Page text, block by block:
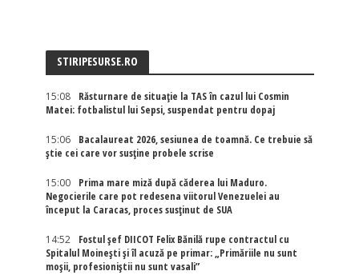
STIRIPESURSE.RO
15:08
Răsturnare de situație la TAS în cazul lui Cosmin
Matei: fotbalistul lui Sepsi, suspendat pentru dopaj
15:06
Bacalaureat 2026, sesiunea de toamnă. Ce trebuie să
știe cei care vor susține probele scrise
15:00
Prima mare miză după căderea lui Maduro.
Negocierile care pot redesena viitorul Venezuelei au
început la Caracas, proces susținut de SUA
14:52
Fostul șef DIICOT Felix Bănilă rupe contractul cu
Spitalul Moinești și îl acuză pe primar: „Primăriile nu sunt
moșii, profesioniștii nu sunt vasali”